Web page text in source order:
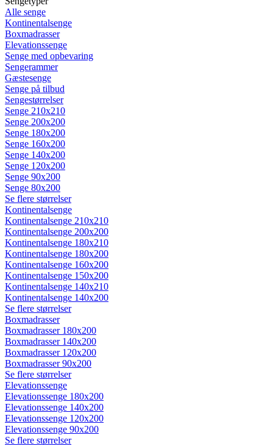
Alle senge
Kontinentalsenge
Boxmadrasser
Elevationssenge
Senge med opbevaring
Sengerammer
Gæstesenge
Senge på tilbud
Sengestørrelser
Senge 210x210
Senge 200x200
Senge 180x200
Senge 160x200
Senge 140x200
Senge 120x200
Senge 90x200
Senge 80x200
Se flere størrelser
Kontinentalsenge
Kontinentalsenge 210x210
Kontinentalsenge 200x200
Kontinentalsenge 180x210
Kontinentalsenge 180x200
Kontinentalsenge 160x200
Kontinentalsenge 150x200
Kontinentalsenge 140x210
Kontinentalsenge 140x200
Se flere størrelser
Boxmadrasser
Boxmadrasser 180x200
Boxmadrasser 140x200
Boxmadrasser 120x200
Boxmadrasser 90x200
Se flere størrelser
Elevationssenge
Elevationssenge 180x200
Elevationssenge 140x200
Elevationssenge 120x200
Elevationssenge 90x200
Se flere størrelser